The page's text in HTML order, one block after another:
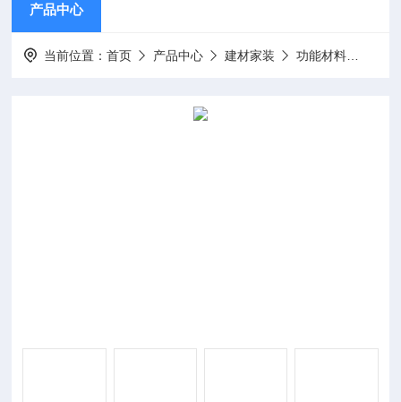
产品中心
当前位置：首页 产品中心 建材家装 功能材料